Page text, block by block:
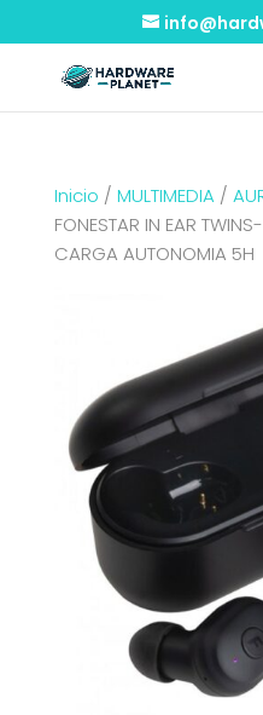
Inicio / MULTIMEDIA/
FONESTAR IN EAR
CARGA AUTONOMIA 5H